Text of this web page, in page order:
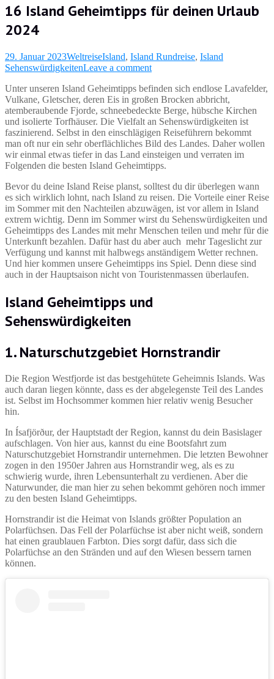
16 Island Geheimtipps für deinen Urlaub
2024
29. Januar 2023WeltreiseIsland, Island Rundreise, Island
SehenswürdigkeitenLeave a comment
Unter unseren Island Geheimtipps befinden sich endlose Lavafelder,
Vulkane, Gletscher, deren Eis in großen Brocken abbricht,
atemberaubende Fjorde, schneebedeckte Berge, hübsche Kirchen
und isolierte Torfhäuser. Die Vielfalt an Sehenswürdigkeiten ist
faszinierend. Selbst in den einschlägigen Reiseführern bekommt
man oft nur ein sehr oberflächliches Bild des Landes. Daher wollen
wir einmal etwas tiefer in das Land einsteigen und verraten im
Folgenden die besten Island Geheimtipps.
Bevor du deine Island Reise planst, solltest du dir überlegen wann
es sich wirklich lohnt, nach Island zu reisen. Die Vorteile einer Reise
im Sommer mit den Nachteilen abzuwägen, ist vor allem in Island
extrem wichtig. Denn im Sommer wirst du Sehenswürdigkeiten und
Geheimtipps des Landes mit mehr Menschen teilen und mehr für die
Unterkunft bezahlen. Dafür hast du aber auch mehr Tageslicht zur
Verfügung und kannst mit halbwegs anständigem Wetter rechnen.
Und hier kommen unsere Geheimtipps ins Spiel. Denn diese sind
auch in der Hauptsaison nicht von Touristenmassen überlaufen.
Island Geheimtipps und
Sehenswürdigkeiten
1. Naturschutzgebiet Hornstrandir
Die Region Westfjorde ist das bestgehütete Geheimnis Islands. Was
auch daran liegen könnte, dass es der abgelegenste Teil des Landes
ist. Selbst im Hochsommer kommen hier relativ wenig Besucher
hin.
In Ísafjörður, der Hauptstadt der Region, kannst du dein Basislager
aufschlagen. Von hier aus, kannst du eine Bootsfahrt zum
Naturschutzgebiet Hornstrandir unternehmen. Die letzten Bewohner
zogen in den 1950er Jahren aus Hornstrandir weg, als es zu
schwierig wurde, ihren Lebensunterhalt zu verdienen. Aber die
Naturwunder, die man hier zu sehen bekommt gehören noch immer
zu den besten Island Geheimtipps.
Hornstrandir ist die Heimat von Islands größter Population an
Polarfüchsen. Das Fell der Polarfüchse ist aber nicht weiß, sondern
hat einen graublauen Farbton. Dies sorgt dafür, dass sich die
Polarfüchse an den Stränden und auf den Wiesen bessern tarnen
können.